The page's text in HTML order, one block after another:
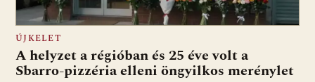
ÚJKELET
A helyzet a régióban és 25 éve volt a
Sbarro-pizzéria elleni öngyilkos merénylet